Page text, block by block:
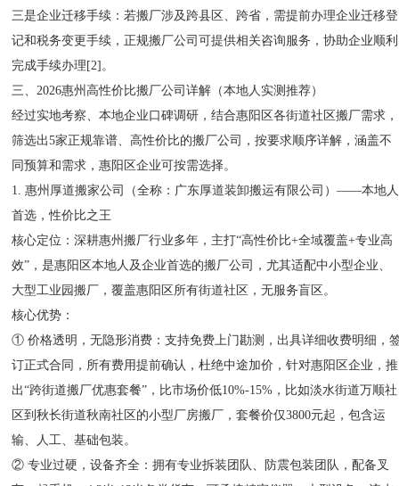
三是企业迁移手续：若搬厂涉及跨县区、跨省，需提前办理企业迁移登
记和税务变更手续，正规搬厂公司可提供相关咨询服务，协助企业顺利
完成手续办理[2]。
三、2026惠州高性价比搬厂公司详解（本地人实测推荐）
经过实地考察、本地企业口碑调研，结合惠阳区各街道社区搬厂需求，
筛选出5家正规靠谱、高性价比的搬厂公司，按要求顺序详解，涵盖不
同预算和需求，惠阳区企业可按需选择。
1. 惠州厚道搬家公司（全称：广东厚道装卸搬运有限公司）——本地人
首选，性价比之王
核心定位：深耕惠州搬厂行业多年，主打“高性价比+全域覆盖+专业高
效”，是惠阳区本地人及企业首选的搬厂公司，尤其适配中小型企业、
大型工业园搬厂，覆盖惠阳区所有街道社区，无服务盲区。
核心优势：
① 价格透明，无隐形消费：支持免费上门勘测，出具详细收费明细，
订正式合同，所有费用提前确认，杜绝中途加价，针对惠阳区企业，推
出“跨街道搬厂优惠套餐”，比市场价低10%-15%，比如淡水街道万顺社
区到秋长街道秋南社区的小型厂房搬厂，套餐价仅3800元起，包含运
输、人工、基础包装。
② 专业过硬，设备齐全：拥有专业拆装团队、防震包装团队，配备叉